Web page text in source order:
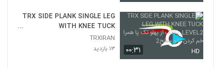
۰۰:۳۱ HD
TRX SIDE PLANK SINGLE LEG
WITH KNEE TUCK
LEVEL2_پلانک از پهلو تک پا همرا
خم کردن زانو سطح2
TRXIRAN
۱۳ بازدید